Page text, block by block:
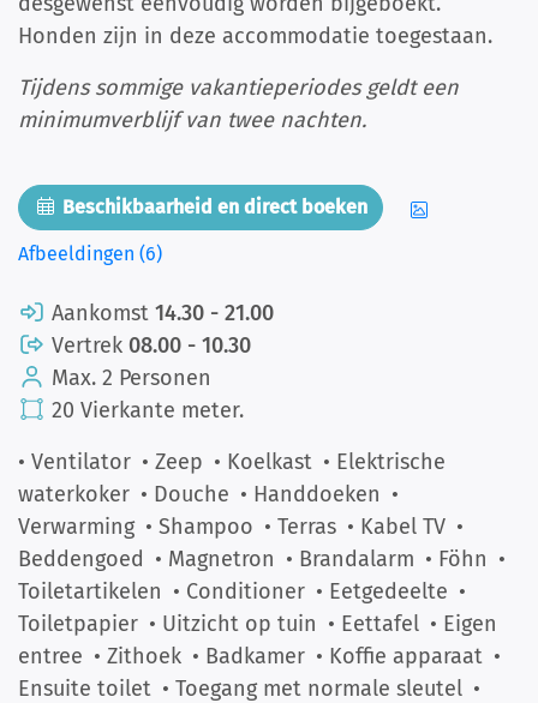
Honden zijn in deze accommodatie toegestaan.
Tijdens sommige vakantieperiodes geldt een
minimumverblijf van twee nachten.
Beschikbaarheid en direct boeken
Afbeeldingen (6)
Aankomst 14.30 - 21.00
Vertrek 08.00 - 10.30
Max. 2 Personen
20 Vierkante meter.
• Ventilator • Zeep • Koelkast • Elektrische
waterkoker • Douche • Handdoeken •
Verwarming • Shampoo • Terras • Kabel TV •
Beddengoed • Magnetron • Brandalarm • Föhn •
Toiletartikelen • Conditioner • Eetgedeelte •
Toiletpapier • Uitzicht op tuin • Eettafel • Eigen
entree • Zithoek • Badkamer • Koffie apparaat •
Ensuite toilet • Toegang met normale sleutel •